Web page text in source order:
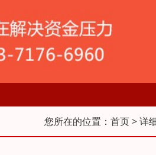
您所在的位置： 首页> 详